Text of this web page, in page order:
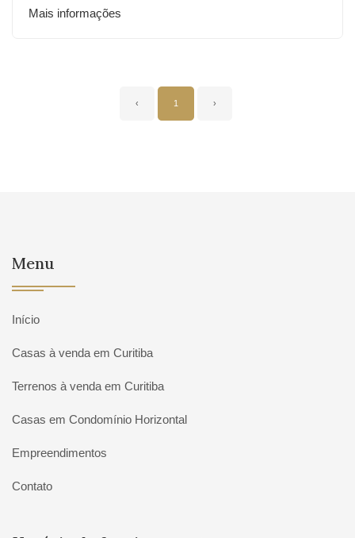
Mais informações
‹ 1 ›
Menu
Início
Casas à venda em Curitiba
Terrenos à venda em Curitiba
Casas em Condomínio Horizontal
Empreendimentos
Contato